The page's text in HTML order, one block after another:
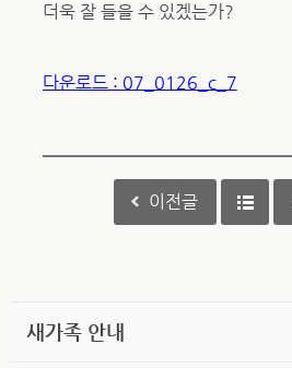
더욱 잘 들을 수 있겠는가?
다운로드 : 07_0126_c_7
이전글
새가족 안내